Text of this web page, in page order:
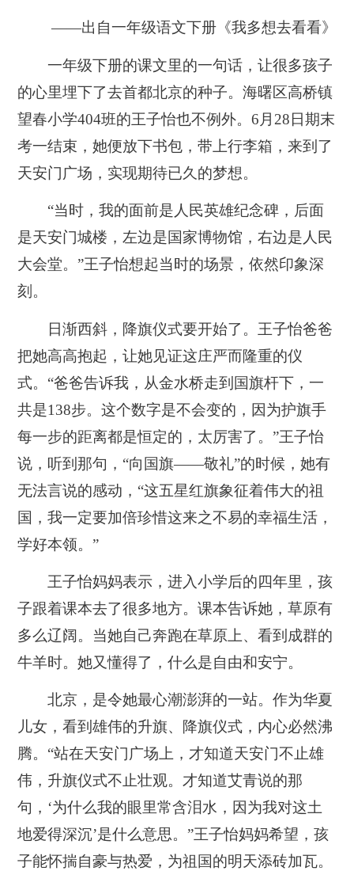
——出自一年级语文下册《我多想去看看》
一年级下册的课文里的一句话，让很多孩子
的心里埋下了去首都北京的种子。海曙区高桥镇
望春小学404班的王子怡也不例外。6月28日期末
考一结束，她便放下书包，带上行李箱，来到了
天安门广场，实现期待已久的梦想。
“当时，我的面前是人民英雄纪念碑，后面
是天安门城楼，左边是国家博物馆，右边是人民
大会堂。”王子怡想起当时的场景，依然印象深
刻。
日渐西斜，降旗仪式要开始了。王子怡爸爸
把她高高抱起，让她见证这庄严而隆重的仪
式。“爸爸告诉我，从金水桥走到国旗杆下，一
共是138步。这个数字是不会变的，因为护旗手
每一步的距离都是恒定的，太厉害了。”王子怡
说，听到那句，“向国旗——敬礼”的时候，她有
无法言说的感动，“这五星红旗象征着伟大的祖
国，我一定要加倍珍惜这来之不易的幸福生活，
学好本领。”
王子怡妈妈表示，进入小学后的四年里，孩
子跟着课本去了很多地方。课本告诉她，草原有
多么辽阔。当她自己奔跑在草原上、看到成群的
牛羊时。她又懂得了，什么是自由和安宁。
北京，是令她最心潮澎湃的一站。作为华夏
儿女，看到雄伟的升旗、降旗仪式，内心必然沸
腾。“站在天安门广场上，才知道天安门不止雄
伟，升旗仪式不止壮观。才知道艾青说的那
句，‘为什么我的眼里常含泪水，因为我对这土
地爱得深沉’是什么意思。”王子怡妈妈希望，孩
子能怀揣自豪与热爱，为祖国的明天添砖加瓦。